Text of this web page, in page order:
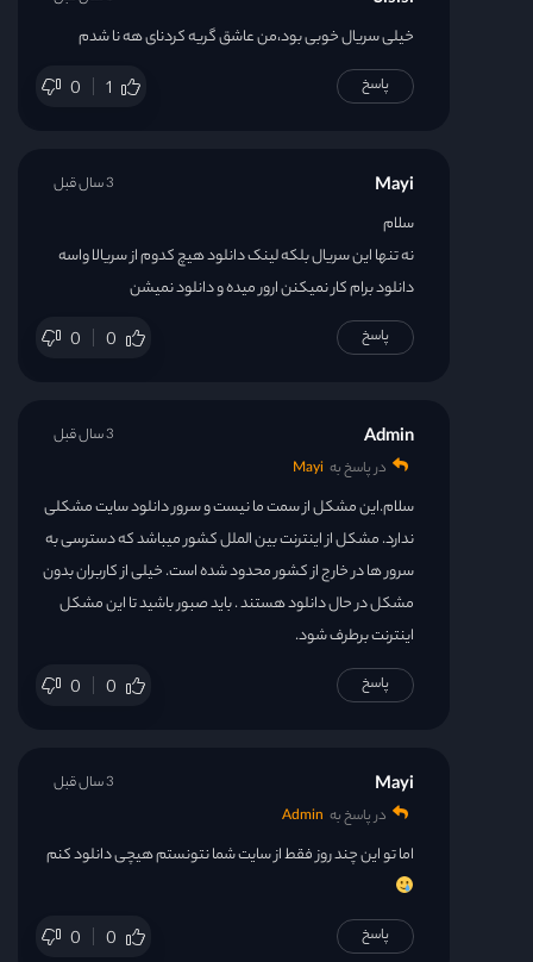
خیلی سریال خوبی بود،من عاشق گریه کردنای هه نا شدم
0 1 پاسخ
Mayi
سلام
نه تنها این سریال بلکه لینک دانلود هیچ کدوم از سریالا واسه
دانلود برام کار نمیکنن ارور میده و دانلود نمیشن
0 0
3 سال قبل
پاسخ
Admin
در پاسخ به Mayi
سلام.این مشکل از سمت ما نیست و سرور دانلود سایت مشکلی
ندارد. مشکل از اینترنت بین الملل کشور میباشد که دسترسی به
سرور ها در خارج از کشور محدود شده است. خیلی از کاربران بدون
مشکل در حال دانلود هستند . باید صبور باشید تا این مشکل
اینترنت برطرف شود.
0 0
3 سال قبل
پاسخ
Mayi
در پاسخ به Admin
اما تو این چند روز فقط از سایت شما نتونستم هیچی دانلود کنم
0 0
3 سال قبل
پاسخ